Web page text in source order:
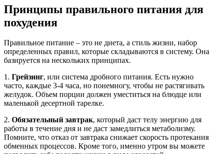
Принципы правильного питания для
похудения
Правильное питание – это не диета, а стиль жизни, набор
определенных правил, которые складываются в систему. Она
базируется на нескольких принципах.
1. Грейзинг, или система дробного питания. Есть нужно
часто, каждые 3-4 часа, но понемногу, чтобы не растягивать
желудок. Объем порции должен уместиться на блюдце или
маленькой десертной тарелке.
2. Обязательный завтрак, который даст телу энергию для
работы в течение дня и не даст замедлиться метаболизму.
Помните, что отказ от завтрака снижает скорость протекания
обменных процессов. Кроме того, именно утром вы можете